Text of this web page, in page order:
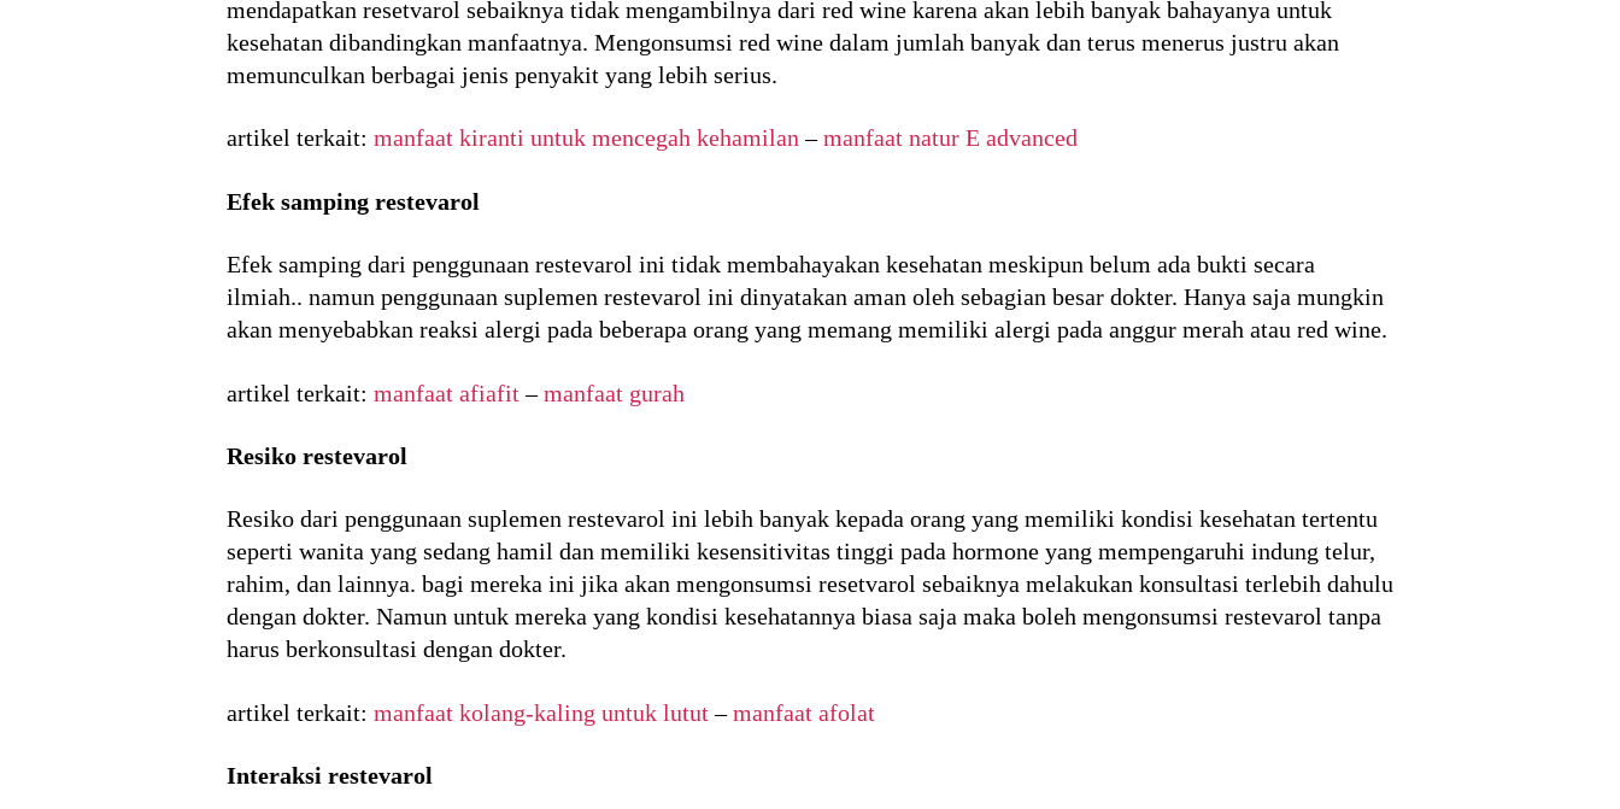
mendapatkan resetvarol sebaiknya tidak mengambilnya dari red wine karena akan lebih banyak bahayanya untuk
kesehatan dibandingkan manfaatnya. Mengonsumsi red wine dalam jumlah banyak dan terus menerus justru akan
memunculkan berbagai jenis penyakit yang lebih serius.
artikel terkait: manfaat kiranti untuk mencegah kehamilan –manfaat natur E advanced
Efek samping restevarol
Efek samping dari penggunaan restevarol ini tidak membahayakan kesehatan meskipun belum ada bukti secara
ilmiah.. namun penggunaan suplemen restevarol ini dinyatakan aman oleh sebagian besar dokter. Hanya saja mungkin
akan menyebabkan reaksi alergi pada beberapa orang yang memang memiliki alergi pada anggur merah atau red wine.
artikel terkait: manfaat afiafit –manfaat gurah
Resiko restevarol
Resiko dari penggunaan suplemen restevarol ini lebih banyak kepada orang yang memiliki kondisi kesehatan tertentu
seperti wanita yang sedang hamil dan memiliki kesensitivitas tinggi pada hormone yang mempengaruhi indung telur,
rahim, dan lainnya. bagi mereka ini jika akan mengonsumsi resetvarol sebaiknya melakukan konsultasi terlebih dahulu
dengan dokter. Namun untuk mereka yang kondisi kesehatannya biasa saja maka boleh mengonsumsi restevarol tanpa
harus berkonsultasi dengan dokter.
artikel terkait: manfaat kolang-kaling untuk lutut –manfaat afolat
Interaksi restevarol